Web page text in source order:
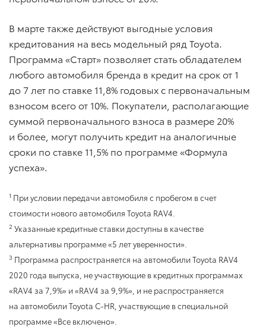
В марте также действуют выгодные условия
кредитования на весь модельный ряд Toyota.
Программа «Старт» позволяет стать обладателем
любого автомобиля бренда в кредит на срок от 1
до 7 лет по ставке 11,8% годовых с первоначальным
взносом всего от 10%. Покупатели, располагающие
суммой первоначального взноса в размере 20%
и более, могут получить кредит на аналогичные
сроки по ставке 11,5% по программе «Формула
успеха».
1 При условии передачи автомобиля с пробегом в счет
стоимости нового автомобиля Toyota RAV4.
2 Указанные кредитные ставки доступны в качестве
альтернативы программе «5 лет уверенности».
3 Программа распространяется на автомобили Toyota RAV4
2020 года выпуска, не участвующие в кредитных программах
«RAV4 за 7,9%» и «RAV4 за 9,9%», и не распространяется
на автомобили Toyota C-HR, участвующие в специальной
программе «Все включено».